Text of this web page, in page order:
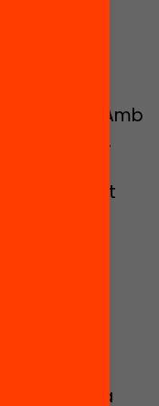
sostenir
a tothom? Amb
.
el context
involucrar a